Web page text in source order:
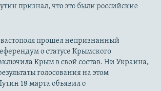
признал, что это были российские
прошел непризнанный
о статусе Крымского
включила Крым в свой состав. Ни Украина,
голосования на этом
18 марта объявил о